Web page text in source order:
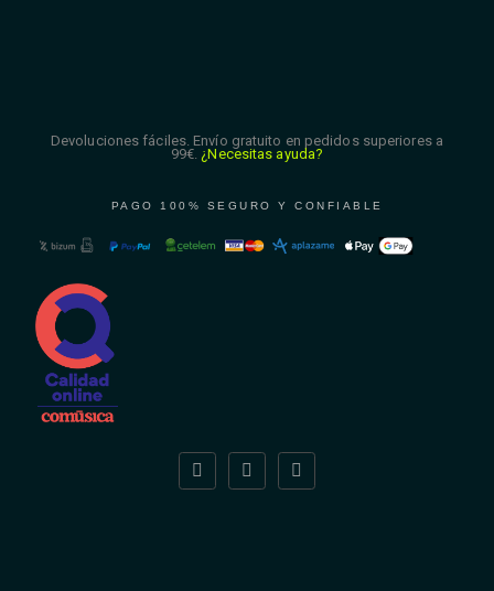
Devoluciones fáciles. Envío gratuito en pedidos superiores a
99€. ¿Necesitas ayuda?
PAGO 100% SEGURO Y CONFIABLE